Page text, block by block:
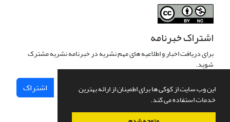
این وب سایت از کوکی ها برای اطمینان از ارائه بهترین
خدمات استفاده می کند.
اشتراک خبرنامه
برای دریافت اخبار و اطلاعیه های مهم نشریه در خبرنامه نشریه مشترک
شوید.
اشتراک